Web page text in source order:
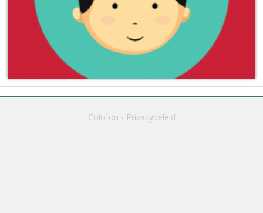
Colofon Privacybeleid